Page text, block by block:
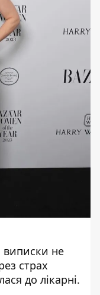
виписки не
страх
до лікарні.